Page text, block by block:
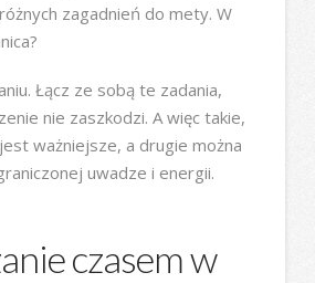
zagadnień do mety. W
Łącz ze sobą te zadania,
nie zaszkodzi. A więc takie,
ważniejsze, a drugie można
uwadze i energii.
czasem w